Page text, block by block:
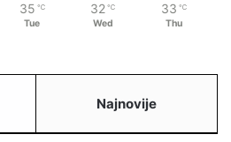
35 ℃
Tue
32 ℃
Wed
33 ℃
Thu
Najnovije